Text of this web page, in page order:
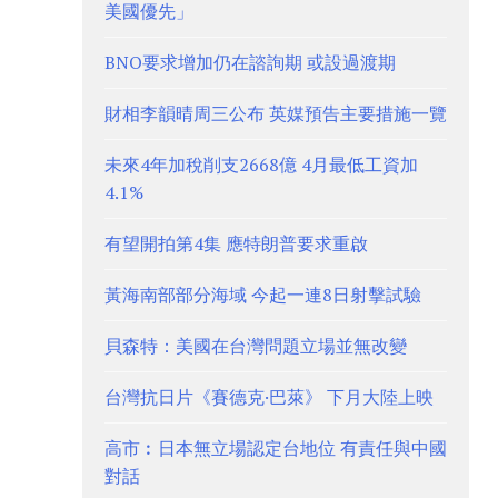
美國優先」
BNO要求增加仍在諮詢期 或設過渡期
財相李韻晴周三公布 英媒預告主要措施一覽
未來4年加稅削支2668億 4月最低工資加
4.1%
有望開拍第4集 應特朗普要求重啟
黃海南部部分海域 今起一連8日射擊試驗
貝森特：美國在台灣問題立場並無改變
台灣抗日片《賽德克·巴萊》 下月大陸上映
高市︰日本無立場認定台地位 有責任與中國
對話